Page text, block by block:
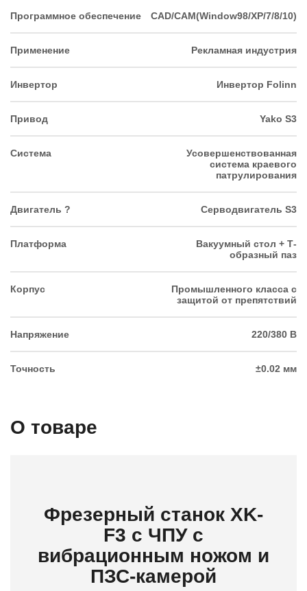
Программное обеспечение CAD/CAM(Window98/XP/7/8/10)
Применение Рекламная индустрия
Инвертор Инвертор Folinn
Привод Yako S3
Система
Усовершенствованная
система краевого
патрулирования
Двигатель ? Серводвигатель S3
Платформа
Вакуумный стол + Т-
образный паз
Корпус
Промышленного класса с
защитой от препятствий
Напряжение 220/380 В
Точность ±0.02 мм
О товаре
Фрезерный станок XK-
F3 с ЧПУ с
вибрационным ножом и
ПЗС-камерой